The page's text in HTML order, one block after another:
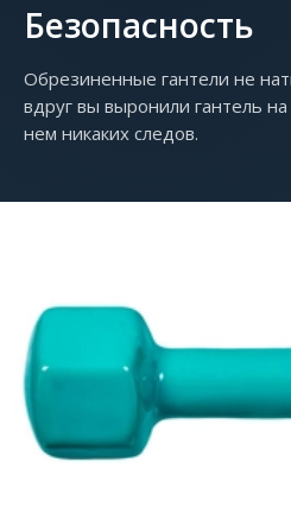
Безопасность
Обрезиненные гантели не
вдруг вы выронили гантель
нем никаких следов.